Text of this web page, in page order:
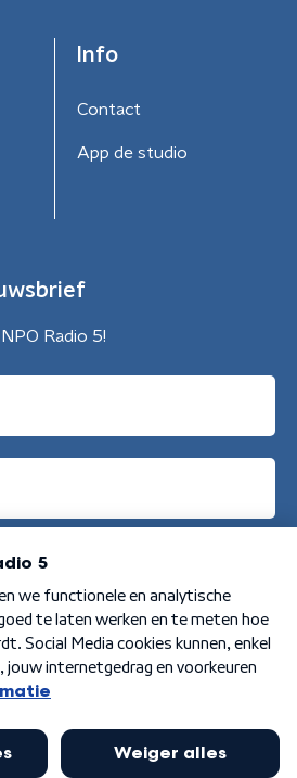
Info
Contact
App de studio
Radio 5!
Aanmelden
Privacybeleid